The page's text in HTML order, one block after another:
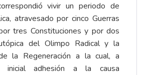
vivir un periodo de
atravesado por cinco Guerras
tres Constituciones y por dos
del Olimpo Radical y la
la Regeneración a la cual, a
adhesión a la causa